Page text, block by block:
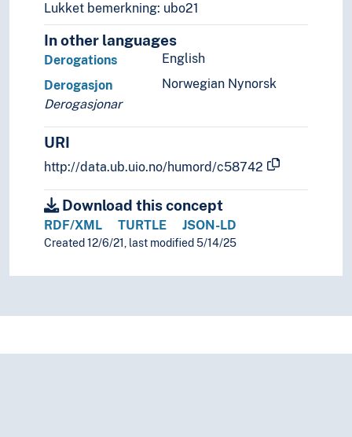
Lukket bemerkning: ubo21
In other languages
English
Derogations
Norwegian Nynorsk
Derogasjon
Derogasjonar
URI
http://data.ub.uio.no/humord/c58742
Download this concept
RDF/XML TURTLE JSON-LD
Created 12/6/21, last modified 5/14/25